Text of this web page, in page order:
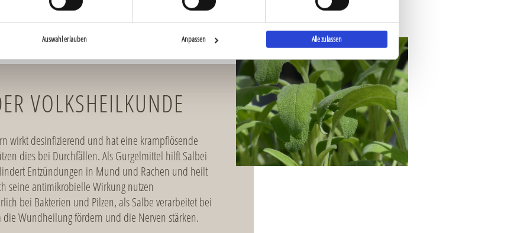
Auswahl erlauben Anpassen Alle zulassen
VOLKSHEILKUNDE
wirkt desinfizierend und hat eine krampflösende
dies bei Durchfällen. Als Gurgelmittel hilft Salbei
Entzündungen in Mund und Rachen und heilt
seine antimikrobielle Wirkung nutzen
bei Bakterien und Pilzen, als Salbe verarbeitet bei
Wundheilung fördern und die Nerven stärken.